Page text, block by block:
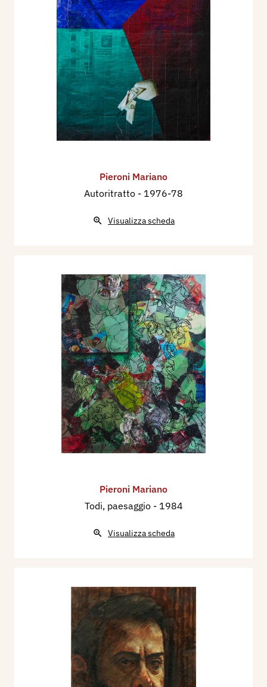
Pieroni Mariano
Autoritratto - 1976-78
Visualizza scheda
Pieroni Mariano
Todi, paesaggio - 1984
Visualizza scheda